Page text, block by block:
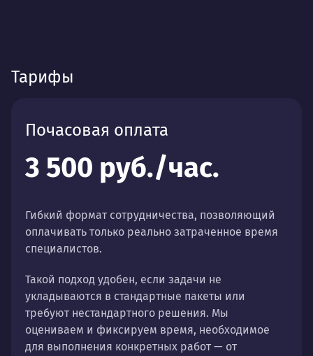
Тарифы
Почасовая оплата
3 500 руб./час.
Гибкий формат сотрудничества, позволяющий
оплачивать только реально затраченное время
специалистов.
Такой подход удобен, если задачи не
укладываются в стандартные пакеты или
требуют нестандартного решения. Мы
оцениваем и фиксируем время, необходимое
для выполнения конкретных работ — от